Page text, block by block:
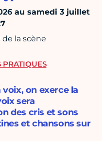
au samedi 3 juillet
la scène
on exerce la
sera
des cris et sons
et chansons sur
PRATIQUES